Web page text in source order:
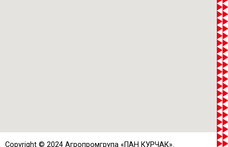
Copyright © 2024 Агропромгрупа «ПАН КУРЧАК».